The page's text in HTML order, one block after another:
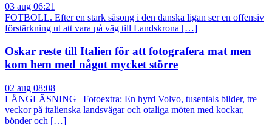
03 aug 06:21
FOTBOLL. Efter en stark säsong i den danska ligan ser en offensiv
förstärkning ut att vara på väg till Landskrona […]
Oskar reste till Italien för att fotografera mat men
kom hem med något mycket större
02 aug 08:08
LÅNGLÄSNING | Fotoextra: En hyrd Volvo, tusentals bilder, tre
veckor på italienska landsvägar och otaliga möten med kockar,
bönder och […]